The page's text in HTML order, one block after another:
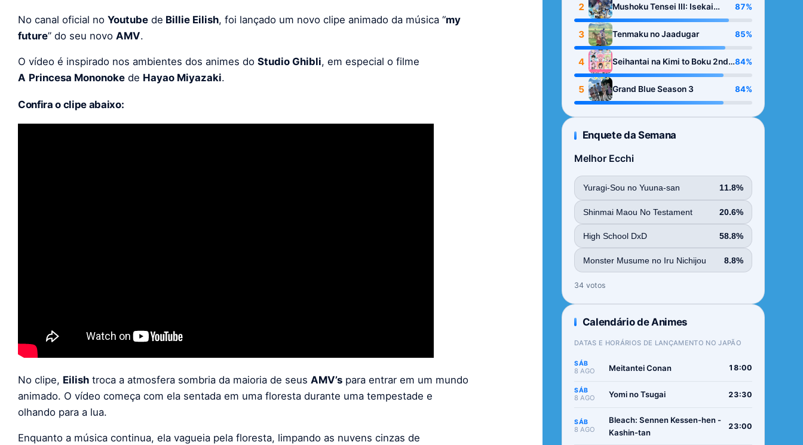
No canal oficial no Youtube de Billie Eilish, foi lançado um novo clipe animado da música “my
future” do seu novo AMV.
O vídeo é inspirado nos ambientes dos animes do Studio Ghibli, em especial o filme
A Princesa Mononoke de Hayao Miyazaki.
Confira o clipe abaixo:
No clipe, Eilish troca a atmosfera sombria da maioria de seus AMV’s para entrar em um mundo
animado. O vídeo começa com ela sentada em uma floresta durante uma tempestade e
olhando para a lua.
Enquanto a música continua, ela vagueia pela floresta, limpando as nuvens cinzas de
2
Mushoku Tensei III: Isekai
Ittara Honki Dasu
87%
3 Tenmaku no Jaadugar 85%
4
Seihantai na Kimi to Boku 2nd
Season
84%
5 Grand Blue Season 3 84%
Enquete da Semana
Melhor Ecchi
Yuragi-Sou no Yuuna-san 11.8%
Shinmai Maou No Testament 20.6%
High School DxD 58.8%
Monster Musume no Iru Nichijou 8.8%
34 votos
Calendário de Animes
DATAS E HORÁRIOS DE LANÇAMENTO NO JAPÃO
SÁB
8 AGO Meitantei Conan 18:00
SÁB
8 AGO Yomi no Tsugai 23:30
SÁB
8 AGO
Bleach: Sennen Kessen-hen -
Kashin-tan
23:00